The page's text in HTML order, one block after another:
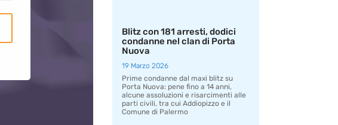
Blitz con 181 arresti, dodici
condanne nel clan di Porta
Nuova
19 Marzo 2026
Prime condanne dal maxi blitz su
Porta Nuova: pene fino a 14 anni,
alcune assoluzioni e risarcimenti alle
parti civili, tra cui Addiopizzo e il
Comune di Palermo